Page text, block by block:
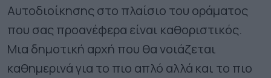
Αυτοδιοίκησης στο πλαίσιο του οράματος
που σας προανέφερα είναι καθοριστικός.
Μια δημοτική αρχή που θα νοιάζεται
καθημερινά για το πιο απλό αλλά και το πιο